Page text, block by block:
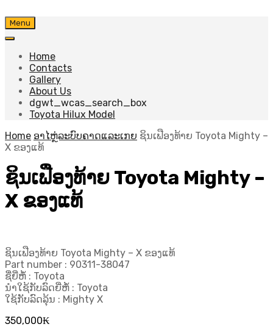
Skip
to
Menu
Home
Contacts
Gallery
About Us
dgwt_wcas_search_box
Toyota Hilux Model
Home ອາໄຫຼ່ລະບົບຄາດແລະເກຍ ຊິນເຟືອງທ້າຍ Toyota Mighty –
X ຂອງແທ້
ຊິນເຟືອງທ້າຍ Toyota Mighty –
X ຂອງແທ້
ຊິນເຟືອງທ້າຍ Toyota Mighty – X ຂອງແທ້
Part number : 90311-38047
ຊື່ຍີ່ຫໍ້ : Toyota
ນຳໃຊ້ກັບລົດຍີ່ຫໍ້ : Toyota
ໃຊ້ກັບລົດລຸ້ນ : Mighty X
350,000₭